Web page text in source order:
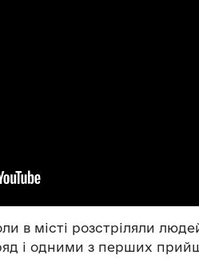
в місті розстріляли
і одними з перших